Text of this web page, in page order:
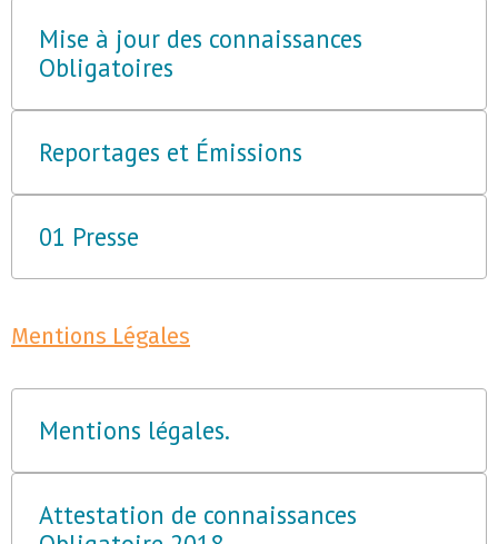
Mise à jour des connaissances
Obligatoires
Reportages et Émissions
01 Presse
Mentions Légales
Mentions légales.
Attestation de connaissances